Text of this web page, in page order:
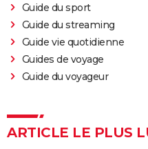
Guide du sport
Guide du streaming
Guide vie quotidienne
Guides de voyage
Guide du voyageur
ARTICLE LE PLUS